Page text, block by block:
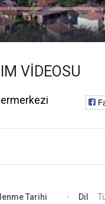
VİDEOSU
Tarihi Dil